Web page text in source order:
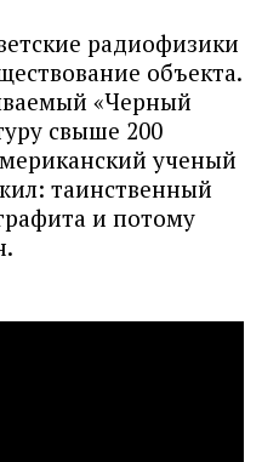
радиофизики
объекта.
«Черный
свыше 200
ученый
таинственный
и потому